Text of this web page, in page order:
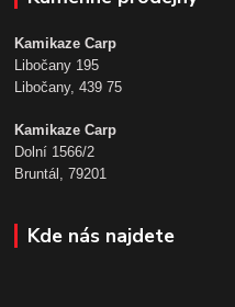
Kamikaze Carp
Libočany 195
Libočany, 439 75
Kamikaze Carp
Dolní 1566/2
Bruntál, 79201
Kde nás najdete